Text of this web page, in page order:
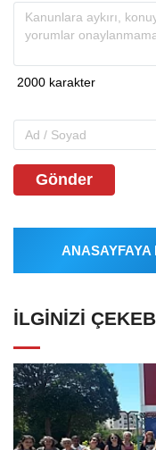
Gönder
ANASAYFAYA
İLGINIZI